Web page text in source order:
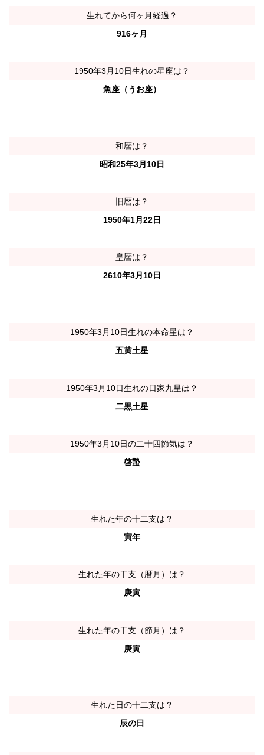
生れてから何ヶ月経過？
916ヶ月
1950年3月10日生れの星座は？
魚座（うお座）
和暦は？
昭和25年3月10日
旧暦は？
1950年1月22日
皇暦は？
2610年3月10日
1950年3月10日生れの本命星は？
五黄土星
1950年3月10日生れの日家九星は？
二黒土星
1950年3月10日の二十四節気は？
啓蟄
生れた年の十二支は？
寅年
生れた年の干支（暦月）は？
庚寅
生れた年の干支（節月）は？
庚寅
生れた日の十二支は？
辰の日